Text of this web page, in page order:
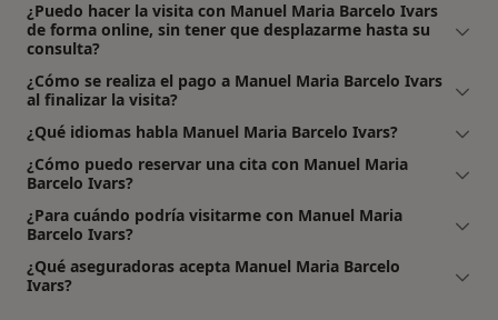
¿Puedo hacer la visita con Manuel Maria Barcelo Ivars
de forma online, sin tener que desplazarme hasta su
consulta?
¿Cómo se realiza el pago a Manuel Maria Barcelo Ivars
al finalizar la visita?
¿Qué idiomas habla Manuel Maria Barcelo Ivars?
¿Cómo puedo reservar una cita con Manuel Maria
Barcelo Ivars?
¿Para cuándo podría visitarme con Manuel Maria
Barcelo Ivars?
¿Qué aseguradoras acepta Manuel Maria Barcelo
Ivars?